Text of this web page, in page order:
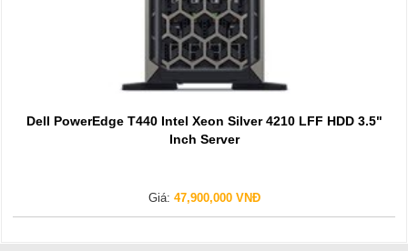
Dell PowerEdge T440 Intel Xeon Silver 4210 LFF HDD 3.5"
Inch Server
Giá: 47,900,000 VNĐ